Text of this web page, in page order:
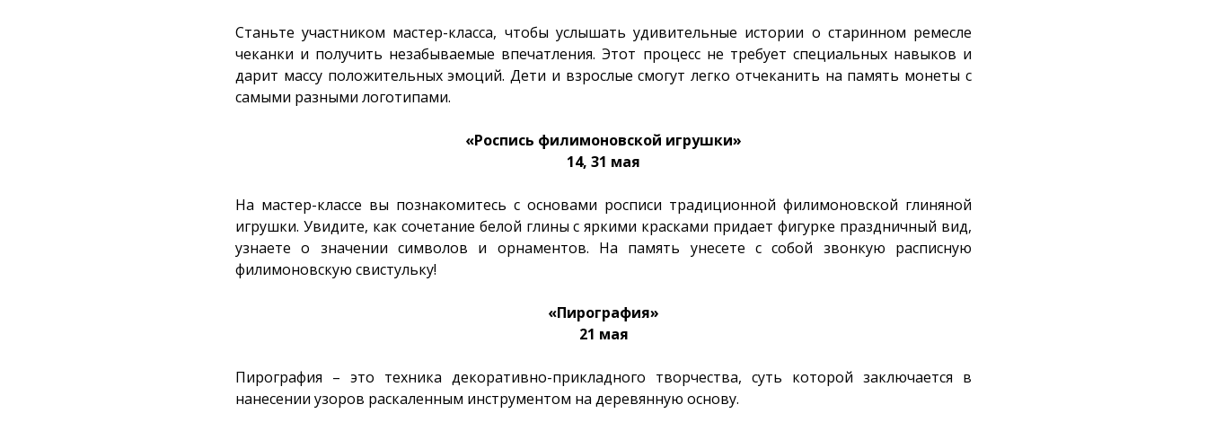
Станьте участником мастер-класса, чтобы услышать удивительные истории о старинном ремесле
чеканки и получить незабываемые впечатления. Этот процесс не требует специальных навыков и
дарит массу положительных эмоций. Дети и взрослые смогут легко отчеканить на память монеты с
самыми разными логотипами.
«Роспись филимоновской игрушки»
14, 31 мая
На мастер-классе вы познакомитесь с основами росписи традиционной филимоновской глиняной
игрушки. Увидите, как сочетание белой глины с яркими красками придает фигурке праздничный вид,
узнаете о значении символов и орнаментов. На память унесете с собой звонкую расписную
филимоновскую свистульку!
«Пирография»
21 мая
Пирография – это техника декоративно-прикладного творчества, суть которой заключается в
нанесении узоров раскаленным инструментом на деревянную основу.